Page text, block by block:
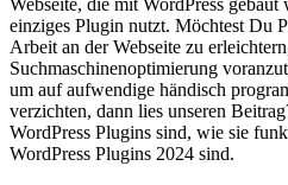
einziges Plugin nutzt. Möchtest Du
Arbeit an der Webseite zu
Suchmaschinenoptimierung
um auf aufwendige händisch
verzichten, dann lies unseren
WordPress Plugins sind, wie sie
WordPress Plugins 2024 sind.